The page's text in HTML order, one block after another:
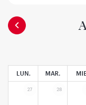
LUN. MAR.
27 28